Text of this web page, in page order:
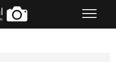
FOTOS GRUPO EMPRESARIAL